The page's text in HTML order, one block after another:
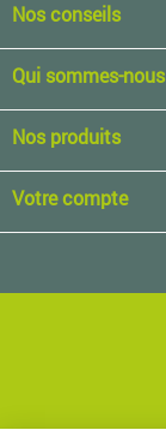
Nos conseils
Qui sommes-nous
Nos produits
Votre compte